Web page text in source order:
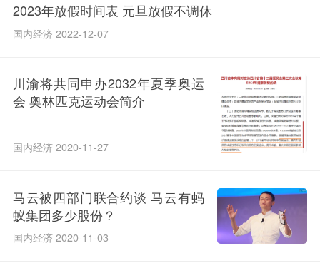
2023年放假时间表 元旦放假不调休
国内经济 2022-12-07
川渝将共同申办2032年夏季奥运
会 奥林匹克运动会简介
国内经济 2020-11-27
马云被四部门联合约谈 马云有蚂
蚁集团多少股份？
国内经济 2020-11-03